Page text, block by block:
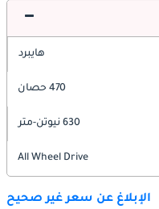
هايبرد
470 حصان
630 نيوتن-متر
All Wheel Drive
الإبلاغ عن سعر غير صحيح